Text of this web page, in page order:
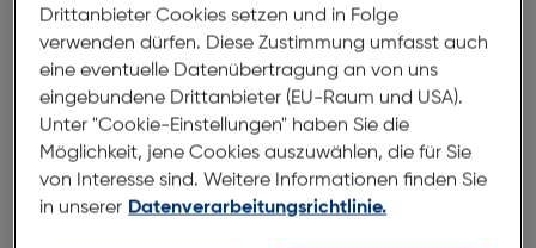
Kontaktlinsen
Drittanbieter Cookies setzen und in Folge
verwenden dürfen. Diese Zustimmung umfasst auch
eine eventuelle Datenübertragung an von uns
eingebundene Drittanbieter (EU-Raum und USA).
Unter "Cookie-Einstellungen" haben Sie die
Möglichkeit, jene Cookies auszuwählen, die für Sie
von Interesse sind. Weitere Informationen finden Sie
in unserer Datenverarbeitungsrichtlinie.